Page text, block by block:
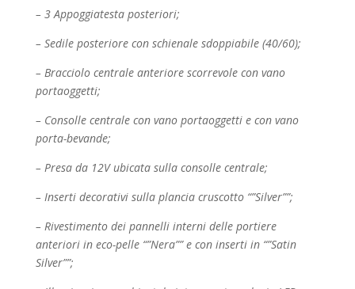
– 3 Appoggiatesta posteriori;
– Sedile posteriore con schienale sdoppiabile (40/60);
– Bracciolo centrale anteriore scorrevole con vano
portaoggetti;
– Consolle centrale con vano portaoggetti e con vano
porta-bevande;
– Presa da 12V ubicata sulla consolle centrale;
– Inserti decorativi sulla plancia cruscotto “”Silver””;
– Rivestimento dei pannelli interni delle portiere
anteriori in eco-pelle “”Nera”” e con insertiin “”Satin
Silver””;